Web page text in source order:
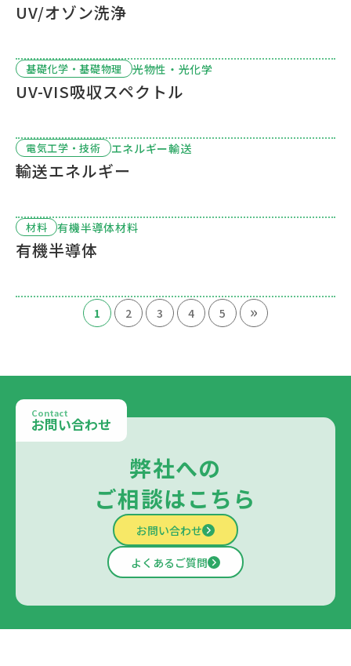
UV/オゾン洗浄
基礎化学・基礎物理 光物性・光化学
UV-VIS吸収スペクトル
電気工学・技術 エネルギー輸送
輸送エネルギー
材料 有機半導体材料
有機半導体
1 2 3 4 5 »
Contact
お問い合わせ
弊社への
ご相談はこちら
お問い合わせ
よくあるご質問